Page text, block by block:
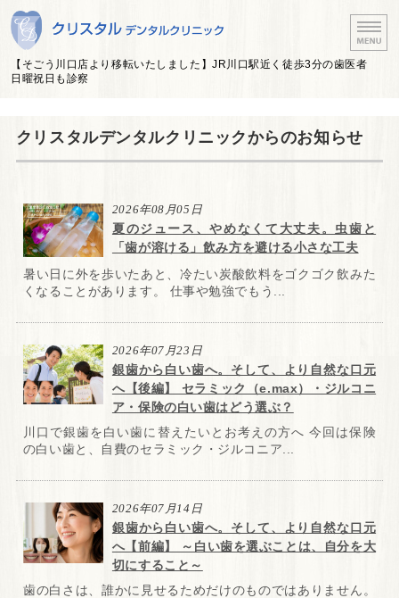
【そごう川口店より移転いたしました】JR川口駅近く徒歩3分の歯医者
日曜祝日も診察
医院紹介・医師紹介
アクセス
治療費について
クリスタルデンタルクリニックからのお知らせ
2026年08月05日
夏のジュース、やめなくて大丈夫。虫歯と
「歯が溶ける」飲み方を避ける小さな工夫
暑い日に外を歩いたあと、冷たい炭酸飲料をゴクゴク飲みた
くなることがあります。 仕事や勉強でもう...
2026年07月23日
銀歯から白い歯へ。そして、より自然な口元
へ【後編】 セラミック（e.max）・ジルコニ
ア・保険の白い歯はどう選ぶ？
川口で銀歯を白い歯に替えたいとお考えの方へ 今回は保険
の白い歯と、自費のセラミック・ジルコニア...
2026年07月14日
銀歯から白い歯へ。そして、より自然な口元
へ【前編】 ～白い歯を選ぶことは、自分を大
切にすること～
歯の白さは、誰かに見せるためだけのものではありません。